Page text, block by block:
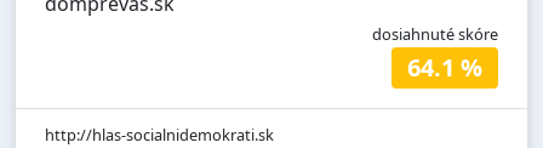
dosiahnuté skóre
64.1 %
http://hlas-socialnidemokrati.sk